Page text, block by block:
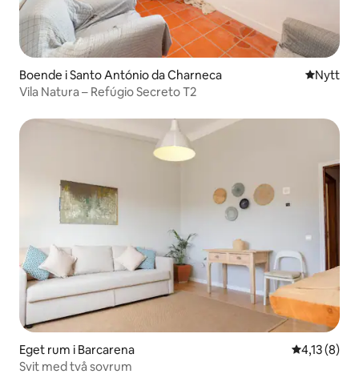
Boende i Santo António da Charneca NyttNytt
Vila Natura – Refúgio Secreto T2
Eget rum i Barcarena 4,13 av 5 i
4,13 (8)
Svit med två sovrum